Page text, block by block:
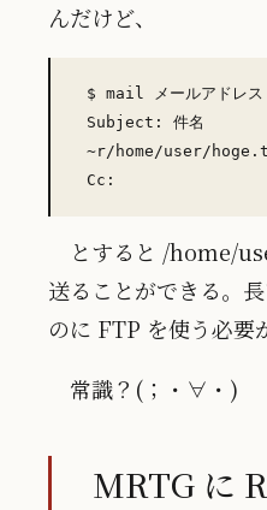
んだけど、
$ mail メールアドレス
Subject: 件名
~r/home/user/
とすると /home/
送ることができる。
のに FTP を使う必要
常識？(；・∀・)
MRTG に